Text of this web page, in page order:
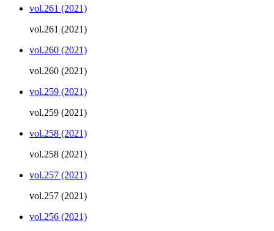
vol.261 (2021)
vol.261 (2021)
vol.260 (2021)
vol.260 (2021)
vol.259 (2021)
vol.259 (2021)
vol.258 (2021)
vol.258 (2021)
vol.257 (2021)
vol.257 (2021)
vol.256 (2021)